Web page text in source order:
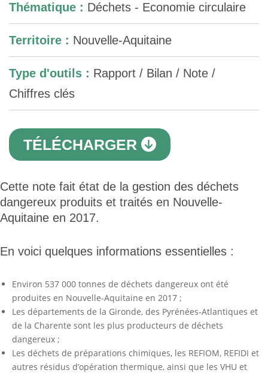
Thématique : Déchets - Economie circulaire
Territoire : Nouvelle-Aquitaine
Type d'outils : Rapport / Bilan / Note /
Chiffres clés
TÉLÉCHARGER
Cette note fait état de la gestion des déchets
dangereux produits et traités en Nouvelle-
Aquitaine en 2017.
En voici quelques informations essentielles :
Environ 537 000 tonnes de déchets dangereux ont été
produites en Nouvelle-Aquitaine en 2017 ;
Les départements de la Gironde, des Pyrénées-Atlantiques et
de la Charente sont les plus producteurs de déchets
dangereux ;
Les déchets de préparations chimiques, les REFIOM, REFIDI et
autres résidus d’opération thermique, ainsi que les VHU et